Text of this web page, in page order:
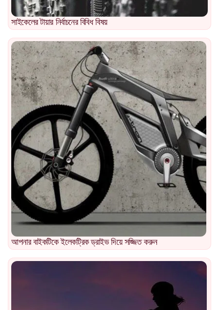
সাইকেলের টায়ার নির্বাচনের বিবিধ বিষয়
আপনার বাইকটিকে ইলেকট্রিক ড্রাইভ দিয়ে সজ্জিত করুন